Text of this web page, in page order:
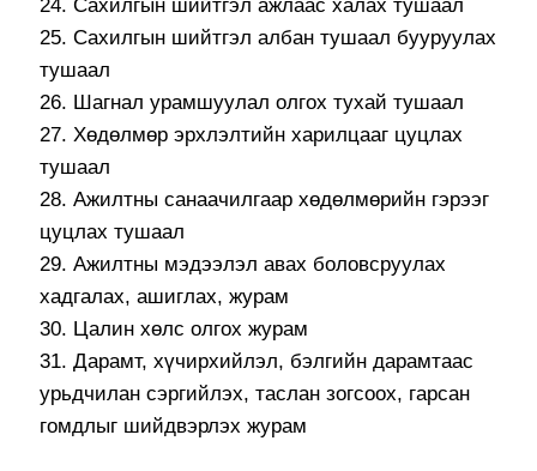
24. Сахилгын шийтгэл ажлаас халах тушаал
25. Сахилгын шийтгэл албан тушаал бууруулах
тушаал
26. Шагнал урамшуулал олгох тухай тушаал
27. Хөдөлмөр эрхлэлтийн харилцааг цуцлах
тушаал
28. Ажилтны санаачилгаар хөдөлмөрийн гэрээг
цуцлах тушаал
29. Ажилтны мэдээлэл авах боловсруулах
хадгалах, ашиглах, журам
30. Цалин хөлс олгох журам
31. Дарамт, хүчирхийлэл, бэлгийн дарамтаас
урьдчилан сэргийлэх, таслан зогсоох, гарсан
гомдлыг шийдвэрлэх журам